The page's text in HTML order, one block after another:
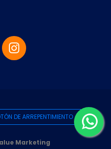
DE ARREPENTIMIENTO
Marketing